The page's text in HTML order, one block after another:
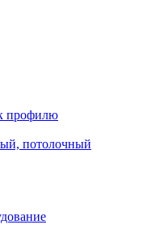
профилю
потолочный